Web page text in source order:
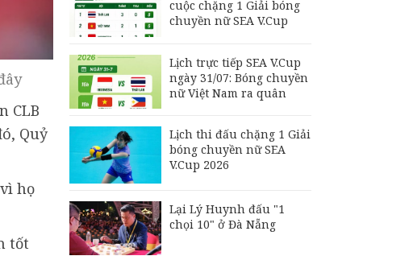
CLB
Quỷ
họ
tốt
Bảng xếp hạng chung
cuộc chặng 1 Giải
Lịch thi đấu chặng 2
Giải bóng chuyền nữ
SEA V.Cup 2026
cuộc chặng 1 Giải bóng
chuyền nữ SEA V.Cup
Lịch trực tiếp SEA V.Cup
ngày 31/07: Bóng chuyền
nữ Việt Nam ra quân
Lịch thi đấu chặng 1 Giải
bóng chuyền nữ SEA
V.Cup 2026
Lại Lý Huynh đấu "1
chọi 10" ở Đà Nẵng